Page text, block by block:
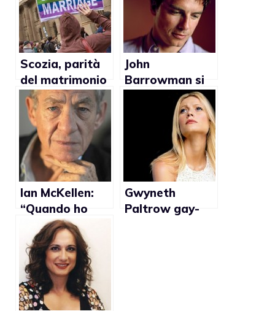
Scozia, parità
del matrimonio
gay entro il
2013
John
Barrowman si
scaglia contro
la Chiesa
cattolica
scozzese
Ian McKellen:
“Quando ho
capito di essere
gay credevo di
essere l’unico”
Gwyneth
Paltrow gay-